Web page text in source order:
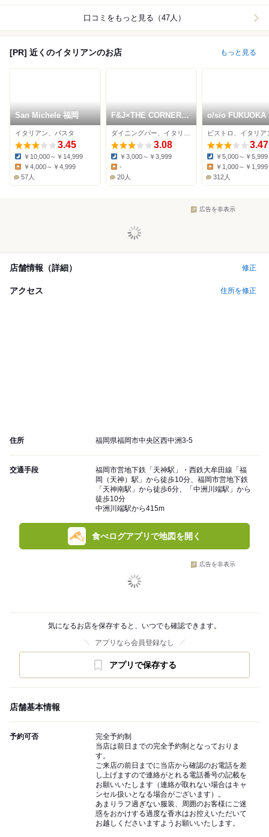
口コミをもっと見る（47人）
[PR] 近くのイタリアンのお店 もっと見る
San Michele 福岡
イタリアン、パスタ
3.45
Dinner:
￥10,000～￥14,999
Lunch:
￥4,000～￥4,999
57人
F&J×THE CORNER
ROOM
3.08
Dinner:
￥3,000～￥3,999
Lunch:
-
20人
o/sio FUKUOKA
3.47
Dinner:
￥5,000～￥5,999
￥1,000～￥1,999
312人
広告を非表示
店舗情報（詳細） 修正
アクセス 住所を修正
住所 福岡県福岡市中央区西中洲3-5
交通手段
福岡市営地下鉄「天神駅」・西鉄大牟田線「福
岡（天神）駅」から徒歩10分、福岡市営地下鉄
「天神南駅」から徒歩6分、「中洲川端駅」から
徒歩10分
中洲川端駅から415m
食べログアプリで地図を開く
広告を非表示
気になるお店を保存すると、いつでも確認できます。
アプリなら会員登録なし
アプリで保存する
店舗基本情報
予約可否
完全予約制
当店は前日までの完全予約制となっておりま
す。
ご来店の前日までに当店から確認のお電話を差
し上げますので連絡がとれる電話番号の記載を
お願いいたします（連絡が取れない場合はキャ
ンセル扱いとなる場合がございます）。
あまりラフ過ぎない服装、周囲のお客様にご迷
惑をおかけする過度な香水はお控えいただいて
お越しくださいますようお願いいたします。